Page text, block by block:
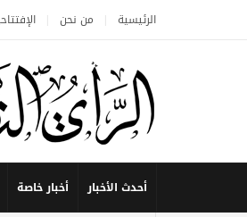
الرئيسية من نحن
أحدث الأخبار أخبار خاصة